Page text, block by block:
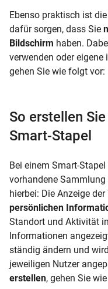
Ebenso praktisch ist
dafür sorgen, dass Sie
Bildschirm haben.
verwenden oder eigene
gehen Sie wie folgt vor:
So erstellen
Smart-Stapel
Bei einem Smart-
vorhandene Sammlung
hierbei: Die Anzeige
persönlichen
Standort und Aktivität
Informationen
ständig ändern und
jeweiligen Nutzer
erstellen, gehen Sie